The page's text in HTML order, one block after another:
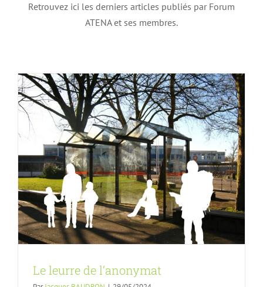
Retrouvez ici les derniers articles publiés par Forum
ATENA et ses membres.
Actualités Article FA n148 Newsletter Forum ATENA
Le leurre de l’anonymat